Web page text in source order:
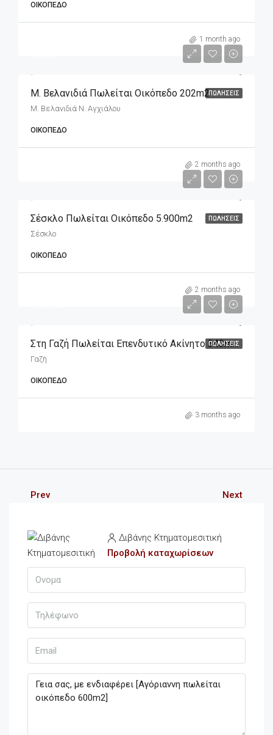
ΟΙΚΌΠΕΔΟ
1 month ago
ΠΩΛΉΣΕΙΣ
Μ. Βελανιδιά Πωλείται Οικόπεδο 202m2
Μ. Βελανιδιά Ν. Αγχιάλου
ΟΙΚΌΠΕΔΟ
2 months ago
ΠΩΛΉΣΕΙΣ
Σέσκλο Πωλείται Οικόπεδο 5.900m2
Σέσκλο
ΟΙΚΌΠΕΔΟ
2 months ago
ΠΩΛΉΣΕΙΣ
Στη Γαζή Πωλείται Επενδυτικό Ακίνητο 343m2 (οικόπεδο), Διαμπερές
Γαζή
ΟΙΚΌΠΕΔΟ
3 months ago
Prev Next
Διβάνης Κτηματομεσιτική
Προβολή καταχωρίσεων